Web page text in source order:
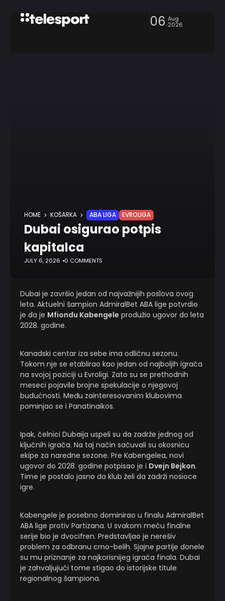
06 Aug
2026
HOME KOŠARKA ABA LIGA EVROLIGA
Dubai osigurao potpis
kapitalca
JULY 6, 2026 0 COMMENTS
Dubai je završio jedan od najvažnijih poslova ovog
leta. Aktuelni šampion AdmiralBet ABA lige potvrdio
je da je Mfiondu Kabengele produžio ugovor do leta
2028. godine.
Kanadski centar iza sebe ima odličnu sezonu.
Tokom nje se etablirao kao jedan od najboljih igrača
na svojoj poziciji u Evroligi. Zato su se prethodnih
meseci pojavile brojne spekulacije o njegovoj
budućnosti. Među zainteresovanim klubovima
pominjao se i Panatinaikos.
Ipak, čelnici Dubaija uspeli su da zadrže jednog od
ključnih igrača. Na taj način sačuvali su okosnicu
ekipe za naredne sezone. Pre Kabengelea, novi
ugovor do 2028. godine potpisao je i Dvejn Bejkon.
Time je postalo jasno da klub želi da zadrži nosioce
igre.
Kabengele je posebno dominirao u finalu AdmiralBet
ABA lige protiv Partizana. U svakom meču finalne
serije bio je dvocifren. Predstavljao je nerešiv
problem za odbranu crno-belih. Sjajne partije donele
su mu priznanje za najkorisnijeg igrača finala. Dubai
je zahvaljujući tome stigao do istorijske titule
regionalnog šampiona.